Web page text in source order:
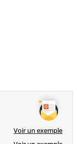
Voir un exemple